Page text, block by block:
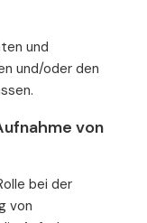
und
und/oder den
von
bei der
von